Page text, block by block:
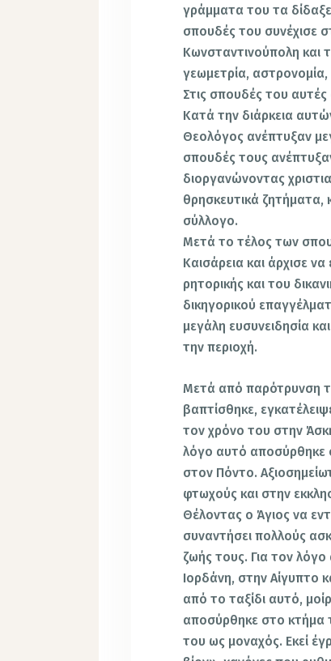
γράμματα του τα
σπουδές του συνέχισε
Κωνσταντινούπολη και
γεωμετρία, αστρονομία,
Στις σπουδές του αυτές
Κατά την διάρκεια
Θεολόγος ανέπτυξαν
σπουδές τους
διοργανώνοντας
θρησκευτικά ζητήματα,
σύλλογο.
Μετά το τέλος των
Καισάρεια και άρχισε
ρητορικής και του
δικηγορικού
μεγάλη ευσυνειδησία
την περιοχή.
Μετά από παρότρυνση
βαπτίσθηκε,
τον χρόνο του στην
λόγο αυτό αποσύρθηκε
στον Πόντο.
φτωχούς και στην
Θέλοντας ο Άγιος να
συναντήσει πολλούς
ζωής τους. Για τον
Ιορδάνη, στην Αίγυπτο
από το ταξίδι αυτό,
αποσύρθηκε στο κτήμα
του ως μοναχός. Εκεί